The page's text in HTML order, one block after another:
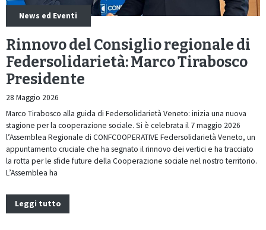
News ed Eventi
Rinnovo del Consiglio regionale di
Federsolidarietà: Marco Tirabosco
Presidente
28 Maggio 2026
Marco Tirabosco alla guida di Federsolidarietà Veneto: inizia una nuova
stagione per la cooperazione sociale. Si è celebrata il 7 maggio 2026
l’Assemblea Regionale di CONFCOOPERATIVE Federsolidarietà Veneto, un
appuntamento cruciale che ha segnato il rinnovo dei vertici e ha tracciato
la rotta per le sfide future della Cooperazione sociale nel nostro territorio.
L’Assemblea ha
Leggi tutto